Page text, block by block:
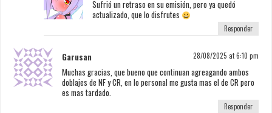
Sufrió un retraso en su emisión, pero ya quedó
actualizado, que lo disfrutes
Responder
Garusan 28/08/2025 at 6:10 pm
Muchas gracias, que bueno que continuan agreagando ambos
doblajes de NF y CR, en lo personal me gusta mas el de CR pero
es mas tardado.
Responder